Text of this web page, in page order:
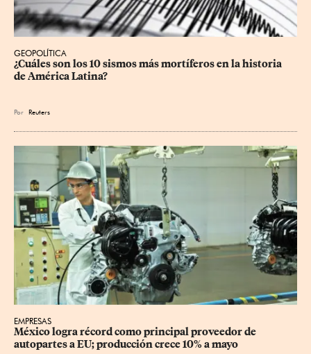
GEOPOLÍTICA
¿Cuáles son los 10 sismos más mortíferos en la historia
de América Latina?
Por Reuters
EMPRESAS
México logra récord como principal proveedor de
autopartes a EU; producción crece 10% a mayo